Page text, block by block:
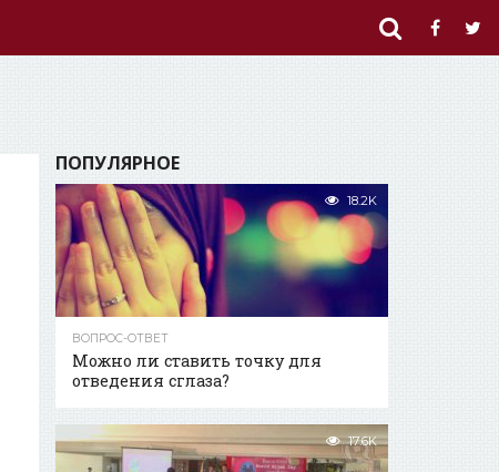
ПОПУЛЯРНОЕ
18.2K
ВОПРОС-ОТВЕТ
Можно ли ставить точку для
отведения сглаза?
17.6K